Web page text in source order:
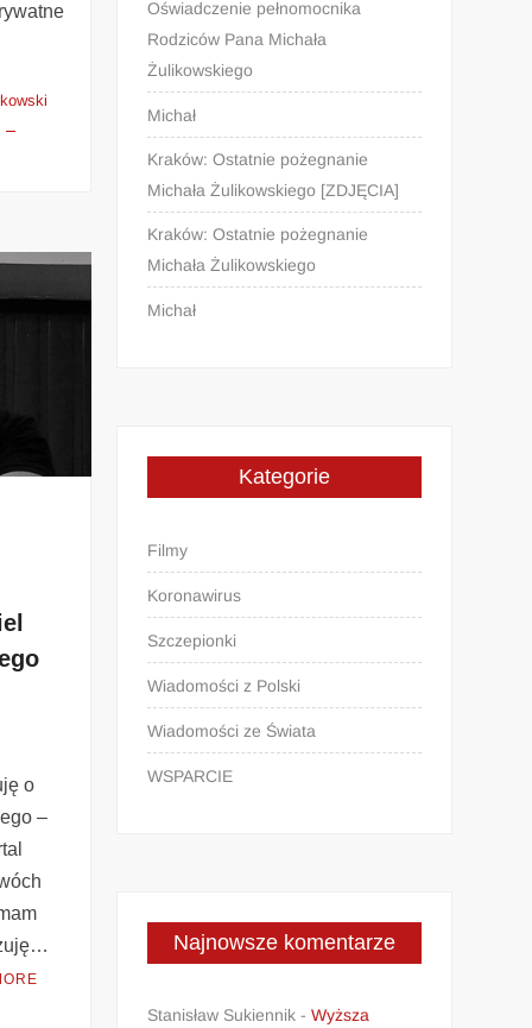
o
–
Oświadczenie pełnomocnika
Rodziców Pana Michała
Żulikowskiego
Michał
Kraków: Ostatnie pożegnanie
Michała Żulikowskiego [ZDJĘCIA]
Kraków: Ostatnie pożegnanie
Michała Żulikowskiego
Michał
Kategorie
Filmy
Koronawirus
Szczepionki
Wiadomości z Polski
Wiadomości ze Świata
WSPARCIE
Najnowsze komentarze
Stanisław Sukiennik -Wyższa